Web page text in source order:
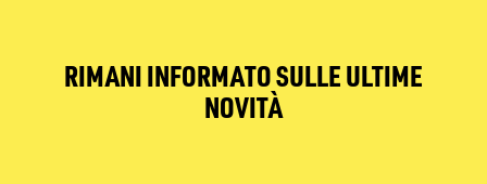
RIMANI INFORMATO SULLE ULTIME
NOVITÀ